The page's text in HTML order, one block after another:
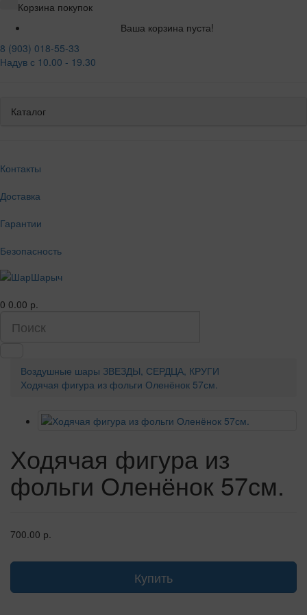
Корзина покупок
Ваша корзина пуста!
8 (903) 018-55-33
Надув с 10.00 - 19.30
Каталог
Контакты
Доставка
Гарантии
Безопасность
0 0.00 р.
Воздушные шары ЗВЕЗДЫ, СЕРДЦА, КРУГИ
Ходячая фигура из фольги Оленёнок 57см.
Ходячая фигура из
фольги Оленёнок 57см.
700.00 р.
Купить